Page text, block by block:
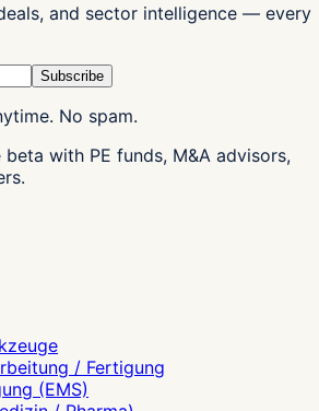
and sector intelligence — every
Subscribe
No spam.
with PE funds, M&A advisors,
/ Fertigung
(EMS)